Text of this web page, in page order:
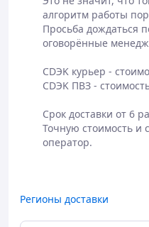
алгоритм работы
Просьба дождаться
оговорённые
CDЭK курьер -
CDЭK ПВЗ -
Срок доставки от 6
Точную стоимость и
оператор.
Регионы доставки